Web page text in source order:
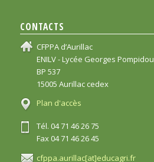
CONTACTS
CFPPA d’Aurillac
ENILV - Lycée Georges Pompidou
BP 537
15005 Aurillac cedex
Plan d'accès
Tél. 04 71 46 26 75
Fax 04 71 46 26 45
cfppa.aurillac[at]educagri.fr